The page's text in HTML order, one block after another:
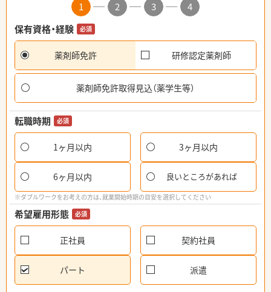
1 2 3
4
保有資格・経験
必須
薬剤師免許 研修認定薬剤師
薬剤師免許取得見込（薬学生等）
転職時期 必須
1ヶ月以内 3ヶ月以内
6ヶ月以内 良いところがあれば
※ダブルワークをお考えの方は、就業開始時期の目安を選択してください
希望雇用形態 必須
正社員 契約社員
パート 派遣